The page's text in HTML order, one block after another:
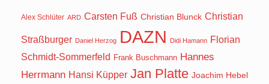
Alex Schlüter ARD Carsten Fuß Christian Blunck Christian
Straßburger Daniel Herzog DAZN Didi Hamann Florian
Schmidt-Sommerfeld Frank Buschmann Hannes
Herrmann Hansi Küpper Jan Platte Joachim Hebel